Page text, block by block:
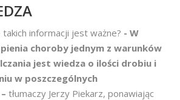
takich informacji jest ważne? - W
choroby jednym z warunków
jest wiedza o ilości drobiu i
w poszczególnych
tłumaczy Jerzy Piekarz, ponawiając